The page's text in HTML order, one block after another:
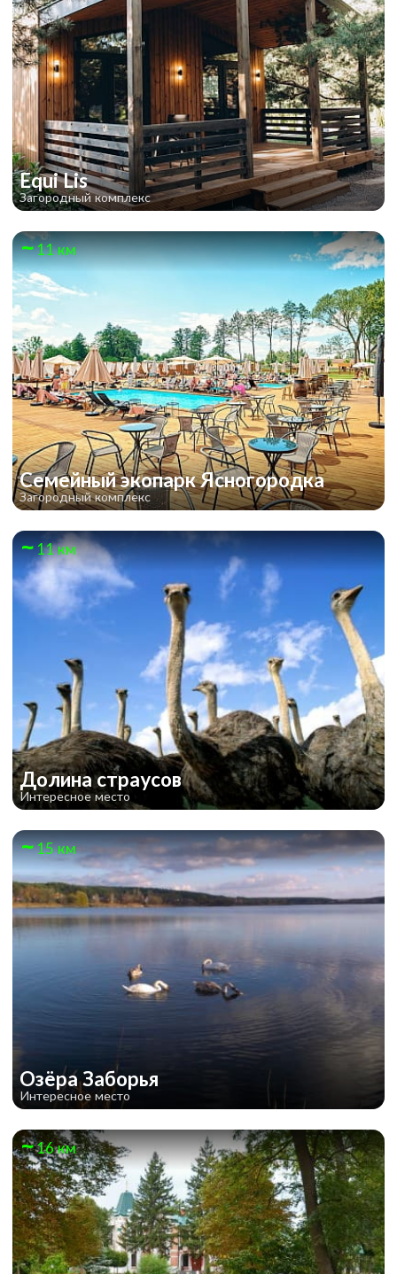
Equi Lis
Загородный комплекс
11 км
Семейный экопарк Ясногородка
Загородный комплекс
11 км
Долина страусов
Интересное место
15 км
Озёра Заборья
Интересное место
16 км